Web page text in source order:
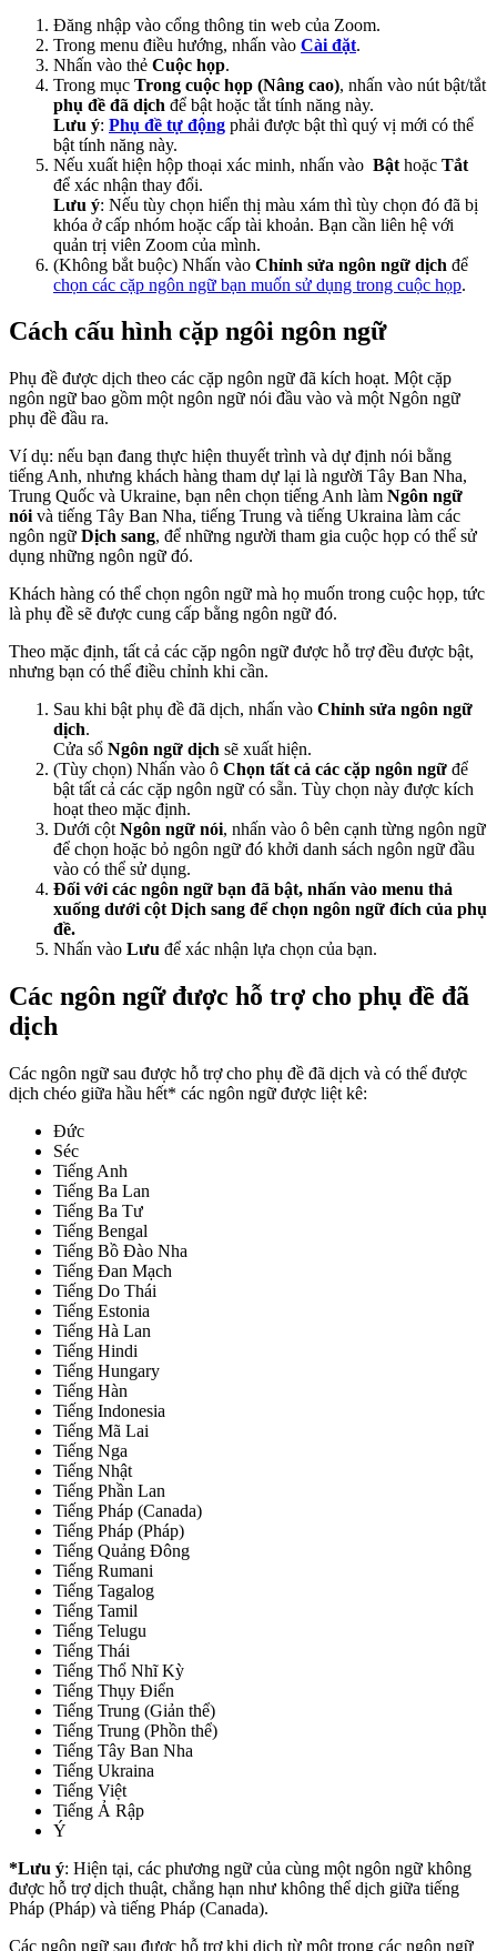
Đăng nhập vào cổng thông tin web của Zoom.
Trong menu điều hướng, nhấn vào Cài đặt.
Nhấn vào thẻ Cuộc họp.
Trong mục Trong cuộc họp (Nâng cao), nhấn vào nút bật/tắt
phụ đề đã dịch để bật hoặc tắt tính năng này.
Lưu ý: Phụ đề tự động phải được bật thì quý vị mới có thể
bật tính năng này.
Nếu xuất hiện hộp thoại xác minh, nhấn vào Bật hoặc Tắt
để xác nhận thay đổi.
Lưu ý: Nếu tùy chọn hiển thị màu xám thì tùy chọn đó đã bị
khóa ở cấp nhóm hoặc cấp tài khoản. Bạn cần liên hệ với
quản trị viên Zoom của mình.
(Không bắt buộc) Nhấn vào Chỉnh sửa ngôn ngữ dịch để
chọn các cặp ngôn ngữ bạn muốn sử dụng trong cuộc họp.
Cách cấu hình cặp ngôi ngôn ngữ
Phụ đề được dịch theo các cặp ngôn ngữ đã kích hoạt. Một cặp
ngôn ngữ bao gồm một ngôn ngữ nói đầu vào và một Ngôn ngữ
phụ đề đầu ra.
Ví dụ: nếu bạn đang thực hiện thuyết trình và dự định nói bằng
tiếng Anh, nhưng khách hàng tham dự lại là người Tây Ban Nha,
Trung Quốc và Ukraine, bạn nên chọn tiếng Anh làm Ngôn ngữ
nói và tiếng Tây Ban Nha, tiếng Trung và tiếng Ukraina làm các
ngôn ngữ Dịch sang, để những người tham gia cuộc họp có thể sử
dụng những ngôn ngữ đó.
Khách hàng có thể chọn ngôn ngữ mà họ muốn trong cuộc họp, tức
là phụ đề sẽ được cung cấp bằng ngôn ngữ đó.
Theo mặc định, tất cả các cặp ngôn ngữ được hỗ trợ đều được bật,
nhưng bạn có thể điều chỉnh khi cần.
Sau khi bật phụ đề đã dịch, nhấn vào Chỉnh sửa ngôn ngữ
dịch.
Cửa sổ Ngôn ngữ dịch sẽ xuất hiện.
(Tùy chọn) Nhấn vào ô Chọn tất cả các cặp ngôn ngữ để
bật tất cả các cặp ngôn ngữ có sẵn. Tùy chọn này được kích
hoạt theo mặc định.
Dưới cột Ngôn ngữ nói, nhấn vào ô bên cạnh từng ngôn ngữ
để chọn hoặc bỏ ngôn ngữ đó khởi danh sách ngôn ngữ đầu
vào có thể sử dụng.
Đối với các ngôn ngữ bạn đã bật, nhấn vào menu thả
xuống dưới cột Dịch sang để chọn ngôn ngữ đích của phụ
đề.
Nhấn vào Lưu để xác nhận lựa chọn của bạn.
Các ngôn ngữ được hỗ trợ cho phụ đề đã
dịch
Các ngôn ngữ sau được hỗ trợ cho phụ đề đã dịch và có thể được
dịch chéo giữa hầu hết* các ngôn ngữ được liệt kê:
Đức
Séc
Tiếng Anh
Tiếng Ba Lan
Tiếng Ba Tư
Tiếng Bengal
Tiếng Bồ Đào Nha
Tiếng Đan Mạch
Tiếng Do Thái
Tiếng Estonia
Tiếng Hà Lan
Tiếng Hindi
Tiếng Hungary
Tiếng Hàn
Tiếng Indonesia
Tiếng Mã Lai
Tiếng Nga
Tiếng Nhật
Tiếng Phần Lan
Tiếng Pháp (Canada)
Tiếng Pháp (Pháp)
Tiếng Quảng Đông
Tiếng Rumani
Tiếng Tagalog
Tiếng Tamil
Tiếng Telugu
Tiếng Thái
Tiếng Thổ Nhĩ Kỳ
Tiếng Thụy Điển
Tiếng Trung (Giản thể)
Tiếng Trung (Phồn thể)
Tiếng Tây Ban Nha
Tiếng Ukraina
Tiếng Việt
Tiếng Ả Rập
Ý
*Lưu ý: Hiện tại, các phương ngữ của cùng một ngôn ngữ không
được hỗ trợ dịch thuật, chẳng hạn như không thể dịch giữa tiếng
Pháp (Pháp) và tiếng Pháp (Canada).
Các ngôn ngữ sau được hỗ trợ khi dịch từ một trong các ngôn ngữ